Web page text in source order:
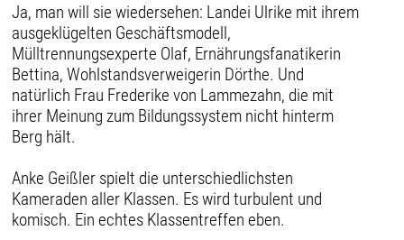
Ja, man will sie wiedersehen: Landei Ulrike mit ihrem
ausgeklügelten Geschäftsmodell,
Mülltrennungsexperte Olaf, Ernährungsfanatikerin
Bettina, Wohlstandsverweigerin Dörthe. Und
natürlich Frau Frederike von Lammezahn, die mit
ihrer Meinung zum Bildungssystem nicht hinterm
Berg hält.
Anke Geißler spielt die unterschiedlichsten
Kameraden aller Klassen. Es wird turbulent und
komisch. Ein echtes Klassentreffen eben.